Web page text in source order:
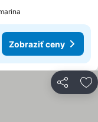
Zobraziť ceny
Zdieľať